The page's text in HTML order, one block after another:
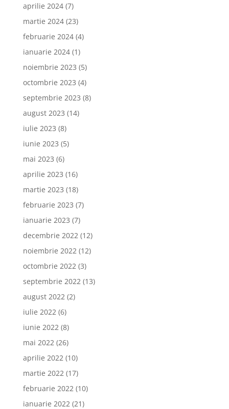
aprilie 2024(7)
martie 2024(23)
februarie 2024(4)
ianuarie 2024(1)
noiembrie 2023 (5)
octombrie 2023 (4)
septembrie 2023 (8)
august 2023 (14)
iulie 2023 (8)
iunie 2023 (5)
mai 2023 (6)
aprilie 2023 (16)
martie 2023 (18)
februarie 2023 (7)
ianuarie 2023 (7)
decembrie 2022(12)
noiembrie 2022(12)
octombrie 2022(3)
septembrie 2022(13)
august 2022(2)
iulie 2022(6)
iunie 2022(8)
mai 2022(26)
aprilie 2022(10)
martie 2022(17)
februarie 2022(10)
ianuarie 2022(21)